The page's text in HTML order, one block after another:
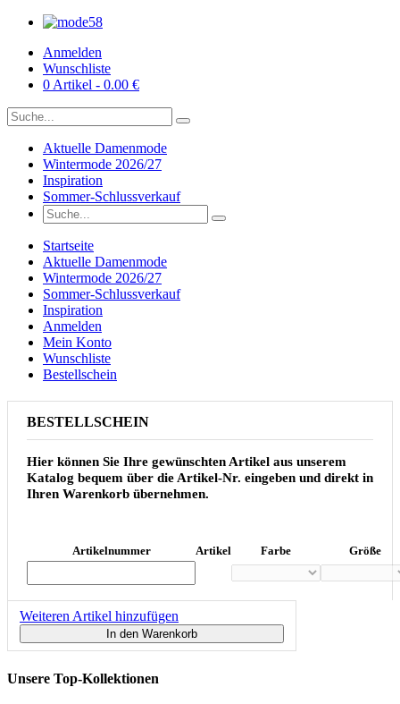
Anmelden
Wunschliste
0 Artikel - 0.00 €
Aktuelle Damenmode
Wintermode 2026/27
Inspiration
Sommer-Schlussverkauf
Startseite
Aktuelle Damenmode
Wintermode 2026/27
Sommer-Schlussverkauf
Inspiration
Anmelden
Mein Konto
Wunschliste
Bestellschein
BESTELLSCHEIN
Hier können Sie Ihre gewünschten Artikel aus unserem
Katalog bequem über die Artikel-Nr. eingeben und direkt in
Ihren Warenkorb übernehmen.
Artikelnummer Artikel Farbe Größe
Weiteren Artikel hinzufügen
In den Warenkorb
Unsere Top-Kollektionen